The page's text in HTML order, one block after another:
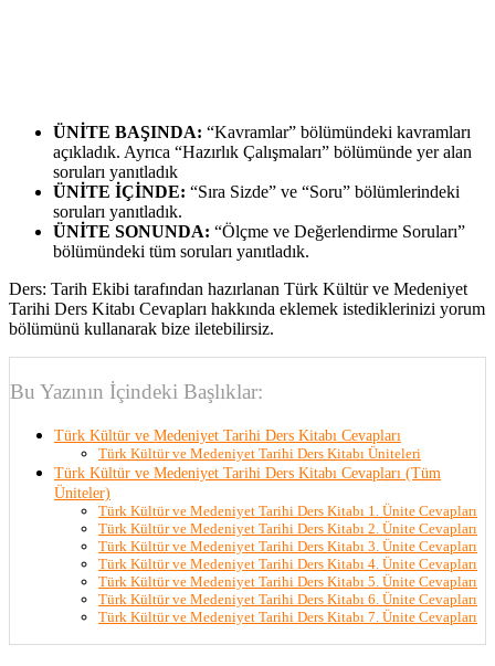
ÜNİTE BAŞINDA: “Kavramlar” bölümündeki kavramları
açıkladık. Ayrıca “Hazırlık Çalışmaları” bölümünde yer alan
soruları yanıtladık
ÜNİTE İÇİNDE: “Sıra Sizde” ve “Soru” bölümlerindeki
soruları yanıtladık.
ÜNİTE SONUNDA: “Ölçme ve Değerlendirme Soruları”
bölümündeki tüm soruları yanıtladık.
Ders: Tarih Ekibi tarafından hazırlanan Türk Kültür ve Medeniyet
Tarihi Ders Kitabı Cevapları hakkında eklemek istediklerinizi yorum
bölümünü kullanarak bize iletebilirsiz.
Bu Yazının İçindeki Başlıklar:
Türk Kültür ve Medeniyet Tarihi Ders Kitabı Cevapları
Türk Kültür ve Medeniyet Tarihi Ders Kitabı Üniteleri
Türk Kültür ve Medeniyet Tarihi Ders Kitabı Cevapları (Tüm
Üniteler)
Türk Kültür ve Medeniyet Tarihi Ders Kitabı 1. Ünite Cevapları
Türk Kültür ve Medeniyet Tarihi Ders Kitabı 2. Ünite Cevapları
Türk Kültür ve Medeniyet Tarihi Ders Kitabı 3. Ünite Cevapları
Türk Kültür ve Medeniyet Tarihi Ders Kitabı 4. Ünite Cevapları
Türk Kültür ve Medeniyet Tarihi Ders Kitabı 5. Ünite Cevapları
Türk Kültür ve Medeniyet Tarihi Ders Kitabı 6. Ünite Cevapları
Türk Kültür ve Medeniyet Tarihi Ders Kitabı 7. Ünite Cevapları